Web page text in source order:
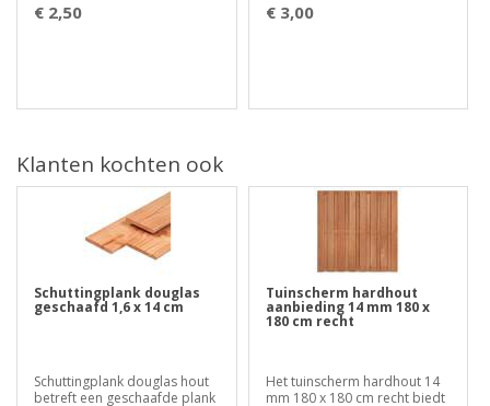
€ 2,50 € 3,00
Klanten kochten ook
Schuttingplank douglas
geschaafd 1,6 x 14 cm
Schuttingplank douglas hout
betreft een geschaafde plank
Tuinscherm hardhout
aanbieding 14 mm 180 x
180 cm recht
Het tuinscherm hardhout 14
mm 180 x 180 cm recht biedt